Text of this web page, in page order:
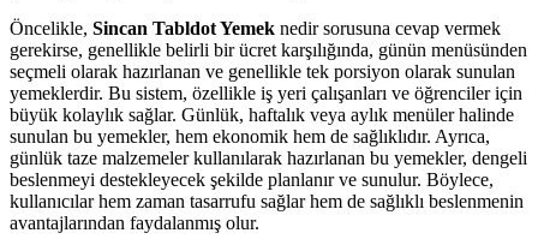
Öncelikle, Sincan Tabldot Yemek nedir sorusuna cevap vermek
gerekirse, genellikle belirli bir ücret karşılığında, günün menüsünden
seçmeli olarak hazırlanan ve genellikle tek porsiyon olarak sunulan
yemeklerdir. Bu sistem, özellikle iş yeri çalışanları ve öğrenciler için
büyük kolaylık sağlar. Günlük, haftalık veya aylık menüler halinde
sunulan bu yemekler, hem ekonomik hem de sağlıklıdır. Ayrıca,
günlük taze malzemeler kullanılarak hazırlanan bu yemekler, dengeli
beslenmeyi destekleyecek şekilde planlanır ve sunulur. Böylece,
kullanıcılar hem zaman tasarrufu sağlar hem de sağlıklı beslenmenin
avantajlarından faydalanmış olur.